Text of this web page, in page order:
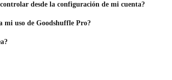
desde la configuración de mi cuenta?
mi uso de Goodshuffle Pro?